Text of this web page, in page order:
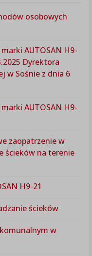
osobowych
AUTOSAN H9-
Dyrektora
w Sośnie z dnia 6
AUTOSAN H9-
zaopatrzenie w
ścieków na terenie
H9-21
ścieków
w